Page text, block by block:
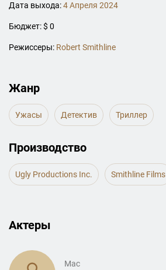
Дата выхода:4 Апреля 2024
Бюджет: $ 0
Режиссеры: Robert Smithline
Жанр
Ужасы Детектив Триллер
Производство
Ugly Productions Inc. Smithline Films
Актеры
Mac